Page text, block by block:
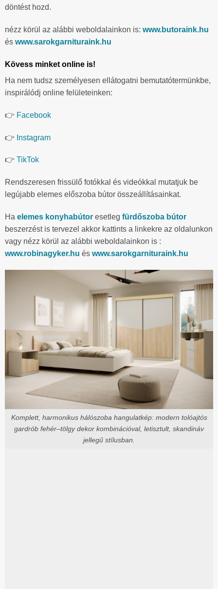
döntést hozd.
nézz körül az alábbi weboldalainkon is: www.butoraink.hu
és www.sarokgarnituraink.hu
Kövess minket online is!
Ha nem tudsz személyesen ellátogatni bemutatótermünkbe,
inspirálódj online felületeinken:
👉 Facebook
👉 Instagram
👉 TikTok
Rendszeresen frissülő fotókkal és videókkal mutatjuk be
legújabb elemes előszoba bútor összeállításainkat.
Ha elemes konyhabútor esetleg fürdőszoba bútor
beszerzést is tervezel akkor kattints a linkekre az oldalunkon
vagy nézz körül az alábbi weboldalainkon is :
www.robinagyker.hu és www.sarokgarnituraink.hu
Komplett, harmonikus hálószoba hangulatkép: modern tolóajtós
gardrób fehér–tölgy dekor kombinációval, letisztult, skandináv
jellegű stílusban.